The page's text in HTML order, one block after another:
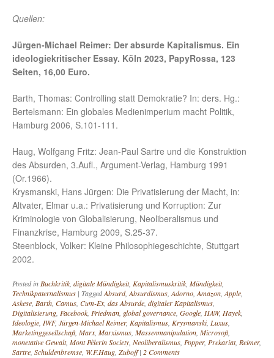
Quellen:
Jürgen-Michael Reimer: Der absurde Kapitalismus. Ein
ideologiekritischer Essay. Köln 2023, PapyRossa, 123
Seiten, 16,00 Euro.
Barth, Thomas: Controlling statt Demokratie? In: ders. Hg.:
Bertelsmann: Ein globales Medienimperium macht Politik,
Hamburg 2006, S.101-111.
Haug, Wolfgang Fritz: Jean-Paul Sartre und die Konstruktion
des Absurden, 3.Aufl., Argument-Verlag, Hamburg 1991
(Or.1966).
Krysmanski, Hans Jürgen: Die Privatisierung der Macht, in:
Altvater, Elmar u.a.: Privatisierung und Korruption: Zur
Kriminologie von Globalisierung, Neoliberalismus und
Finanzkrise, Hamburg 2009, S.25-37.
Steenblock, Volker: Kleine Philosophiegeschichte, Stuttgart
2002.
Posted inBuchkritik, digitale Mündigkeit, Kapitalismuskritik, Mündigkeit,
Technikpaternalismus | TaggedAbsurd,Absurdismus,Adorno,Amazon,Apple,
Askese, Barth, Camus, Cum-Ex, das Absurde, digitaler Kapitalismus,
Digitalisierung, Facebook, Friedman, global governance, Google, HAW, Hayek,
Ideologie, IWF, Jürgen-Michael Reimer, Kapitalismus, Krysmanski, Luxus,
Marketinggesellschaft, Marx, Marxismus, Massenmanipulation, Microsoft,
monetative Gewalt, Mont Pèlerin Society, Neoliberalismus, Popper, Prekariat, Reimer,
Sartre, Schuldenbremse, W.F.Haug, Zuboff | 2 Comments